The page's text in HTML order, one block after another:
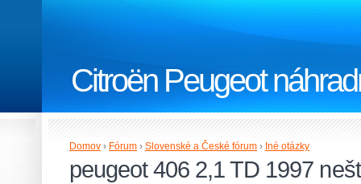
Citroën Peugeot
Domov › Fórum › Slovenské a České fórum › Iné otázky
peugeot 406 2,1 TD 1997